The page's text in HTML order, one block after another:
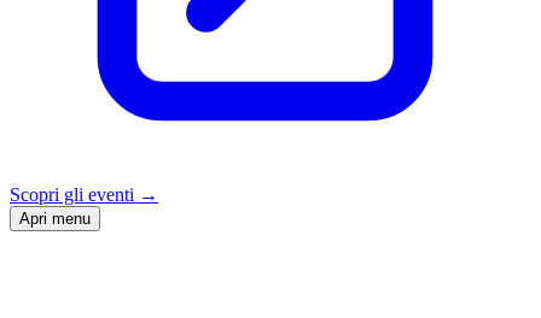
Scopri gli eventi →
Apri menu